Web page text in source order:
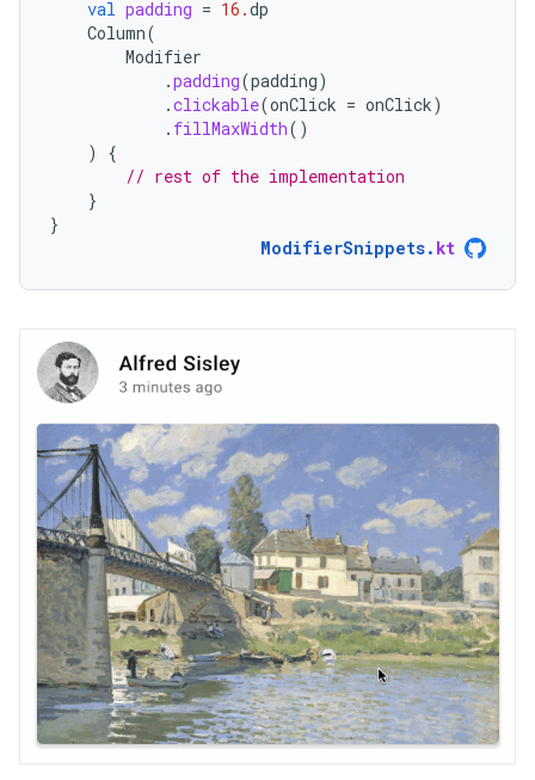
val padding = 16.dp
Column(
Modifier
.padding(padding)
.clickable(onClick = onClick)
. fillMaxWidth()
)
{
// rest of the implementation
}
}
ModifierSnippets. kt